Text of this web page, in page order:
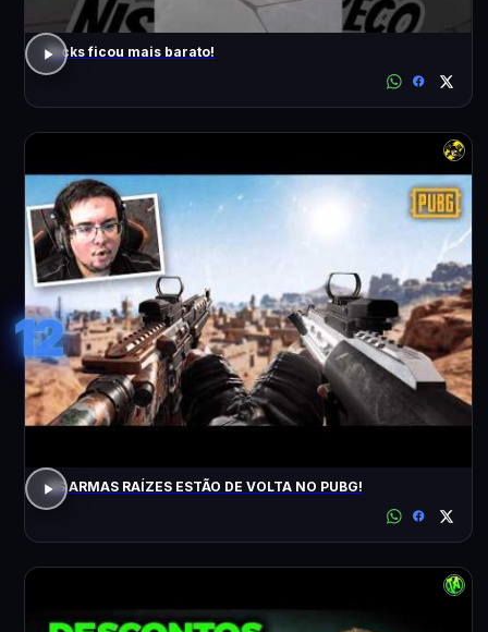
Kicks ficou mais barato!
12
AS ARMAS RAÍZES ESTÃO DE VOLTA NO PUBG!